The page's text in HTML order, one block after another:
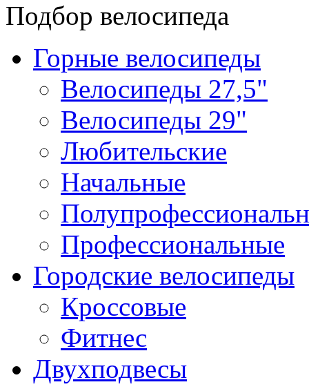
Подбор велосипеда
Горные велосипеды
Велосипеды 27,5"
Велосипеды 29"
Любительские
Начальные
Профессиональные
Городские велосипеды
Кроссовые
Фитнес
Двухподвесы